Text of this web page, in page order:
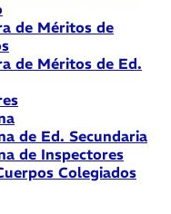
de Méritos de
de Méritos de Ed.
de Ed. Secundaria
de Inspectores
Colegiados